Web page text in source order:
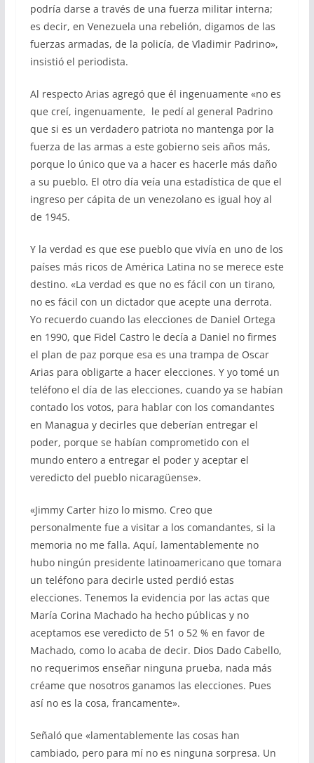
podría darse a través de una fuerza militar interna;
es decir, en Venezuela una rebelión, digamos de las
fuerzas armadas, de la policía, de Vladimir Padrino»,
insistió el periodista.
Al respecto Arias agregó que él ingenuamente «no es
que creí, ingenuamente, le pedí al general Padrino
que si es un verdadero patriota no mantenga por la
fuerza de las armas a este gobierno seis años más,
porque lo único que va a hacer es hacerle más daño
a su pueblo. El otro día veía una estadística de que el
ingreso per cápita de un venezolano es igual hoy al
de 1945.
Y la verdad es que ese pueblo que vivía en uno de los
países más ricos de América Latina no se merece este
destino. «La verdad es que no es fácil con un tirano,
no es fácil con un dictador que acepte una derrota.
Yo recuerdo cuando las elecciones de Daniel Ortega
en 1990, que Fidel Castro le decía a Daniel no firmes
el plan de paz porque esa es una trampa de Oscar
Arias para obligarte a hacer elecciones. Y yo tomé un
teléfono el día de las elecciones, cuando ya se habían
contado los votos, para hablar con los comandantes
en Managua y decirles que deberían entregar el
poder, porque se habían comprometido con el
mundo entero a entregar el poder y aceptar el
veredicto del pueblo nicaragüense».
«Jimmy Carter hizo lo mismo. Creo que
personalmente fue a visitar a los comandantes, si la
memoria no me falla. Aquí, lamentablemente no
hubo ningún presidente latinoamericano que tomara
un teléfono para decirle usted perdió estas
elecciones. Tenemos la evidencia por las actas que
María Corina Machado ha hecho públicas y no
aceptamos ese veredicto de 51 o 52 % en favor de
Machado, como lo acaba de decir. Dios Dado Cabello,
no requerimos enseñar ninguna prueba, nada más
créame que nosotros ganamos las elecciones. Pues
así no es la cosa, francamente».
Señaló que «lamentablemente las cosas han
cambiado, pero para mí no es ninguna sorpresa. Un